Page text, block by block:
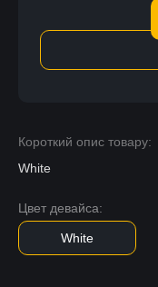
Короткий опис товару:
White
Цвет девайса:
White